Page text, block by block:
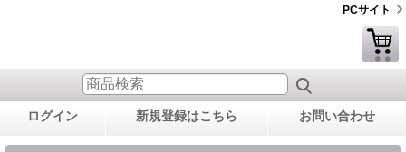
PCサイト
ログイン 新規登録はこちら お問い合わせ